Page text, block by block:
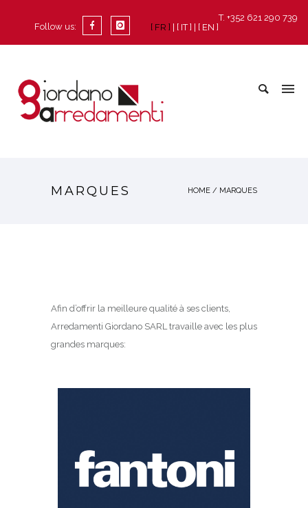
T. +352 621 290 739
[ FR ]
[ IT ] [ EN ]
Follow us:
MARQUES HOME / MARQUES
Afin d’offrir la meilleure qualité à ses clients,
Arredamenti Giordano SARL travaille avec les plus
grandes marques: